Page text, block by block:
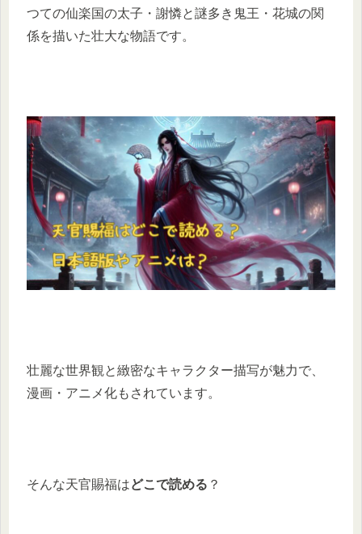
つての仙楽国の太子・謝憐と謎多き鬼王・花城の関
係を描いた壮大な物語です。
壮麗な世界観と緻密なキャラクター描写が魅力で、
漫画・アニメ化もされています。
そんな天官賜福はどこで読める ？